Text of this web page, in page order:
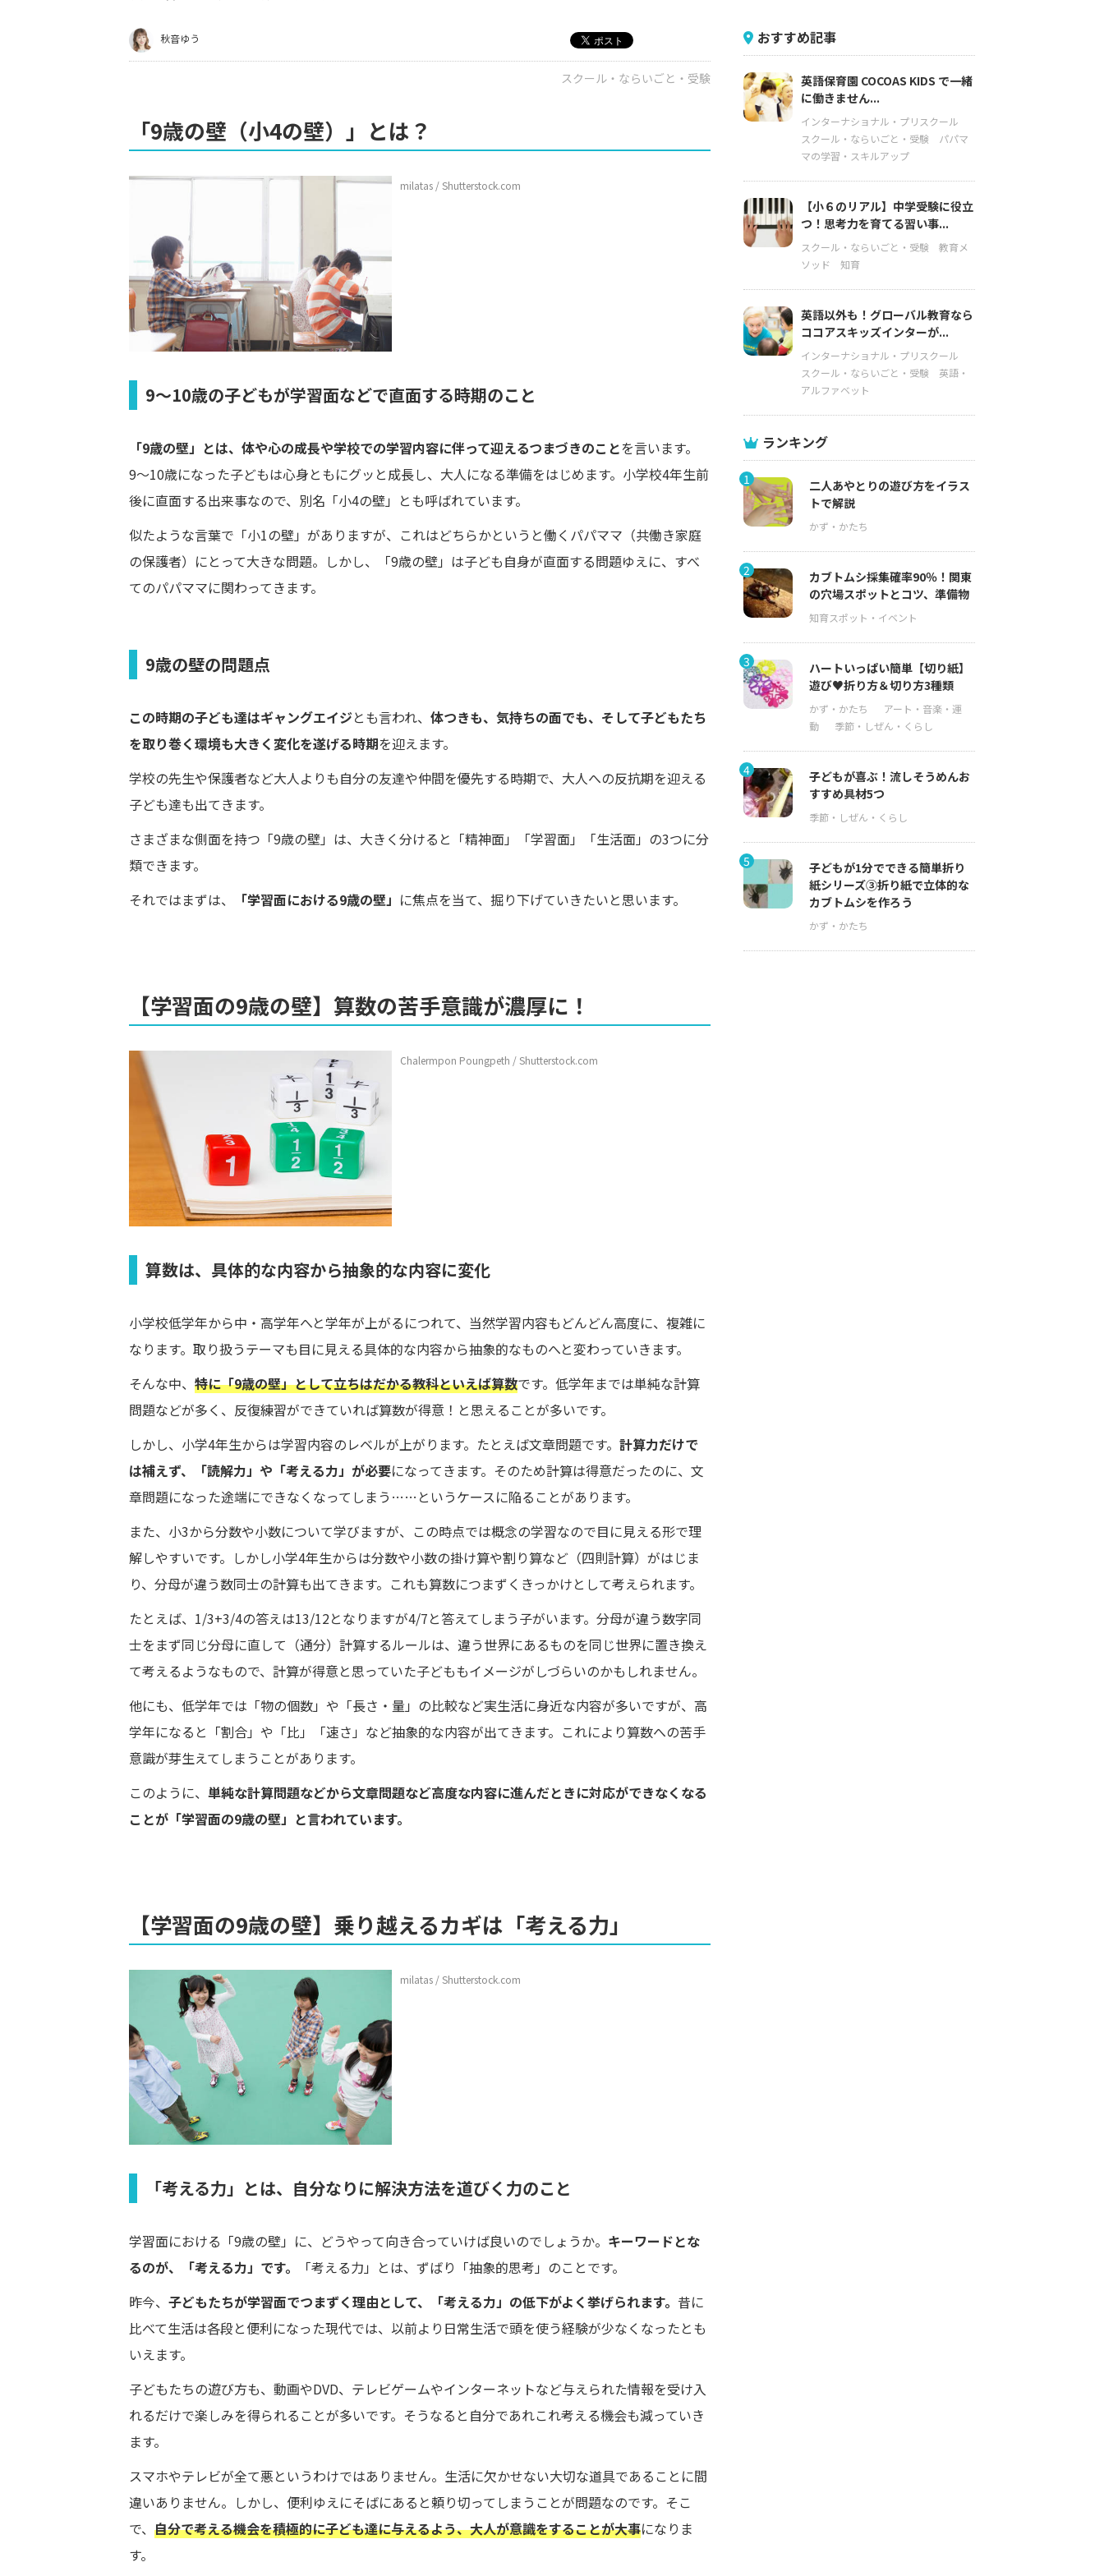
秋音ゆう
スクール・ならいごと・受験
「9歳の壁（小4の壁）」とは？
milatas / Shutterstock.com
9～10歳の子どもが学習面などで直面する時期のこと
「9歳の壁」とは、体や心の成長や学校での学習内容に伴って迎えるつまづきのことを言います。
9〜10歳になった子どもは心身ともにグッと成長し、大人になる準備をはじめます。小学校4年生前
後に直面する出来事なので、別名「小4の壁」とも呼ばれています。
似たような言葉で「小1の壁」がありますが、これはどちらかというと働くパパママ（共働き家庭
の保護者）にとって大きな問題。しかし、「9歳の壁」は子ども自身が直面する問題ゆえに、すべ
てのパパママに関わってきます。
9歳の壁の問題点
この時期の子ども達はギャングエイジとも言われ、 体つきも、気持ちの面でも、そして子どもたち
を取り巻く環境も大きく変化を遂げる時期を迎えます。
学校の先生や保護者など大人よりも自分の友達や仲間を優先する時期で、大人への反抗期を迎える
子ども達も出てきます。
さまざまな側面を持つ「9歳の壁」は、大きく分けると「精神面」「学習面」「生活面」の3つに分
類できます。
それではまずは、
「学習面における9歳の壁」 に焦点を当て、掘り下げていきたいと思います。
【学習面の9歳の壁】算数の苦手意識が濃厚に！
Chalermpon Poungpeth / Shutterstock.com
算数は、具体的な内容から抽象的な内容に変化
小学校低学年から中・高学年へと学年が上がるにつれて、当然学習内容もどんどん高度に、複雑に
なります。取り扱うテーマも目に見える具体的な内容から抽象的なものへと変わっていきます。
そんな中、 特に「9歳の壁」として立ちはだかる教科といえば算数です。低学年までは単純な計算
問題などが多く、反復練習ができていれば算数が得意！と思えることが多いです。
しかし、小学4年生からは学習内容のレベルが上がります。たとえば文章問題です。 計算力だけで
は補えず、「読解力」や「考える力」が必要になってきます。そのため計算は得意だったのに、文
章問題になった途端にできなくなってしまう……というケースに陥ることがあります。
また、小3から分数や小数について学びますが、この時点では概念の学習なので目に見える形で理
解しやすいです。しかし小学4年生からは分数や小数の掛け算や割り算など（四則計算）がはじま
り、分母が違う数同士の計算も出てきます。これも算数につまずくきっかけとして考えられます。
たとえば、1/3+3/4の答えは13/12となりますが4/7と答えてしまう子がいます。分母が違う数字同
士をまず同じ分母に直して（通分）計算するルールは、違う世界にあるものを同じ世界に置き換え
て考えるようなもので、計算が得意と思っていた子どももイメージがしづらいのかもしれません。
他にも、低学年では「物の個数」や「長さ・量」の比較など実生活に身近な内容が多いですが、高
学年になると「割合」や「比」「速さ」など抽象的な内容が出てきます。これにより算数への苦手
意識が芽生えてしまうことがあります。
このように、 単純な計算問題などから文章問題など高度な内容に進んだときに対応ができなくなる
ことが「学習面の9歳の壁」と言われています。
【学習面の9歳の壁】乗り越えるカギは「考える力」
milatas / Shutterstock.com
「考える力」とは、自分なりに解決方法を道びく力のこと
学習面における「9歳の壁」に、どうやって向き合っていけば良いのでしょうか。 キーワードとな
るのが、「考える力」です。
「考える力」とは、ずばり「抽象的思考」のことです。
昨今、 子どもたちが学習面でつまずく理由として、「考える力」の低下がよく挙げられます。 昔に
比べて生活は各段と便利になった現代では、以前より日常生活で頭を使う経験が少なくなったとも
いえます。
子どもたちの遊び方も、動画やDVD、テレビゲームやインターネットなど与えられた情報を受け入
れるだけで楽しみを得られることが多いです。そうなると自分であれこれ考える機会も減っていき
ます。
スマホやテレビが全て悪というわけではありません。生活に欠かせない大切な道具であることに間
違いありません。しかし、便利ゆえにそばにあると頼り切ってしまうことが問題なのです。そこ
で、 自分で考える機会を積極的に子ども達に与えるよう、大人が意識をすることが大事になりま
す。
おすすめ記事
英語保育園 COCOAS KIDS で一緒
に働きません...
インターナショナル・プリスクール
スクール・ならいごと・受験
パパマ
マの学習・スキルアップ
【小６のリアル】中学受験に役立
つ！思考力を育てる習い事...
スクール・ならいごと・受験
教育メ
ソッド
知育
英語以外も！グローバル教育なら
ココアスキッズインターが...
インターナショナル・プリスクール
スクール・ならいごと・受験
英語・
アルファベット
ランキング
1
二人あやとりの遊び方をイラス
トで解説
2
カブトムシ採集確率90％！関東
の穴場スポットとコツ、準備物
3
ハートいっぱい簡単【切り紙】
遊び♥折り方＆切り方3種類
4
子どもが喜ぶ！流しそうめんお
すすめ具材5つ
5
子どもが1分でできる簡単折り
紙シリーズ③折り紙で立体的な
カブトムシを作ろう